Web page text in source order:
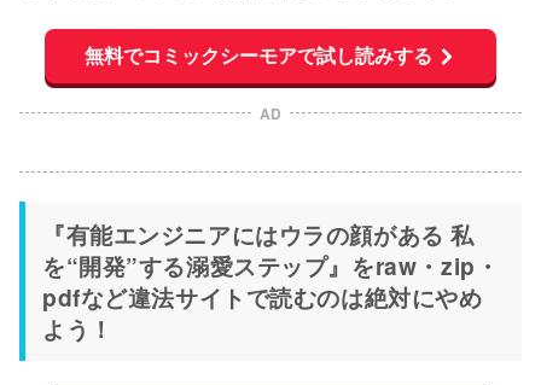
無料でコミックシーモアで試し読みする
AD
『有能エンジニアにはウラの顔がある 私
を“開発”する溺愛ステップ』をraw・zip・
pdfなど違法サイトで読むのは絶対にやめ
よう！